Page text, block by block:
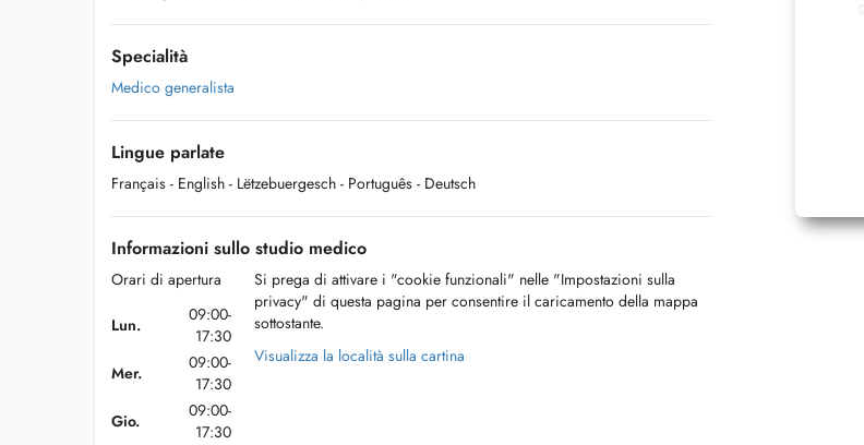
Specialità
Medico generalista
Lingue parlate
Français - English - Lëtzebuergesch - Português - Deutsch
Informazioni sullo studio medico
Orari di apertura
Lun.
09:00-
17:30
Mer.
09:00-
17:30
Gio.
09:00-
17:30
Si prega di attivare i "cookie funzionali" nelle "Impostazioni sulla
privacy" di questa pagina per consentire il caricamento della mappa
sottostante.
Visualizza la località sulla cartina